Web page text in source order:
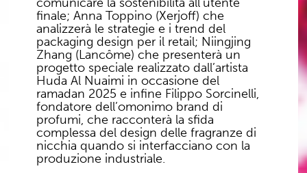
finale; Anna Toppino (Xerjoff) che
analizzerà le strategie e i trend del
packaging design per il retail; Niingjing
Zhang (Lancôme) che presenterà un
progetto speciale realizzato dall’artista
Huda Al Nuaimi in occasione del
ramadan 2025 e infine Filippo Sorcinelli,
fondatore dell’omonimo brand di
profumi, che racconterà la sfida
complessa del design delle fragranze di
nicchia quando si interfacciano con la
produzione industriale.